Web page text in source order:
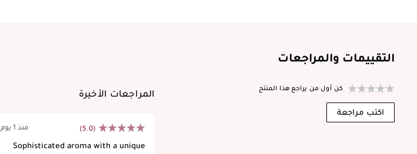
التقييمات والمراجعات
كن أول من يراجع هذا المنتج
اكتب مراجعة
المراجعات الأخيرة
(5.0) منذ 1 يوم
Sophisticated aroma with a unique